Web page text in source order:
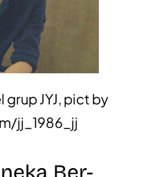
grup JYJ, pict by
jj_1986_jj
Ber-